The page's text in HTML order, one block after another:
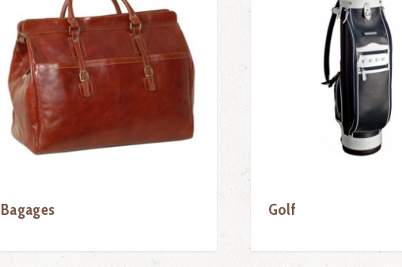
Bagages Golf